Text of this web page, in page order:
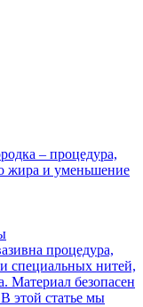
– процедура,
жира и уменьшение
процедура,
специальных нитей,
Материал безопасен
В этой статье мы